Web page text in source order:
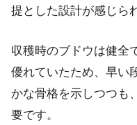
提とした設計が感じら
収穫時のブドウは健全
優れていたため、早い
かな骨格を示しつつも
要です。